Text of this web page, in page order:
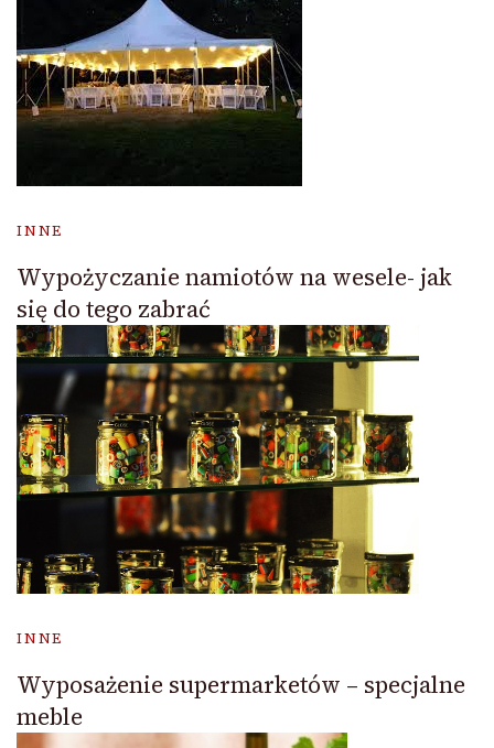
INNE
Wypożyczanie namiotów na wesele- jak
się do tego zabrać
INNE
Wyposażenie supermarketów – specjalne
meble